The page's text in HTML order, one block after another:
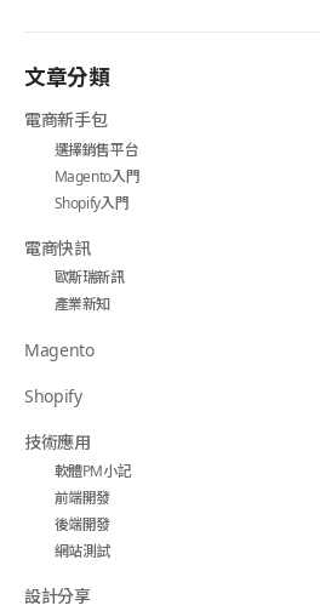
文章分類
電商新手包
選擇銷售平台
Magento入門
Shopify入門
電商快訊
歐斯瑞新訊
產業新知
Magento
Shopify
技術應用
軟體PM小記
前端開發
後端開發
網站測試
設計分享